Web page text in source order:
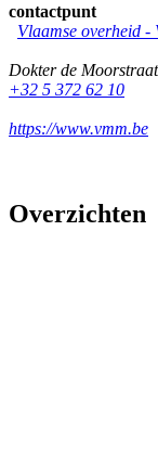
contactpunt
Vlaamse overheid
Dokter de
+32 5 372 62 10
https://www.vmm.be
Overzichten